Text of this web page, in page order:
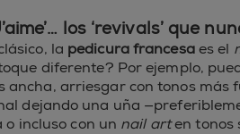
los ‘revivals’ que
la pedicura francesaes el
diferente? Por ejemplo,
ancha, arriesgar con tonos más
dejando una uña
o incluso con un nail arten tonos